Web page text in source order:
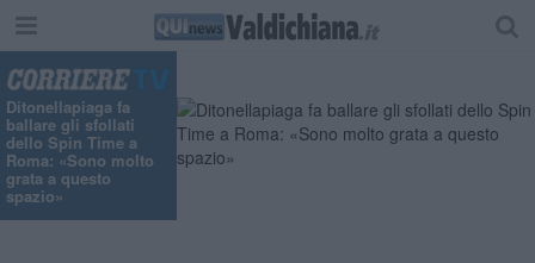
Ditonellapiaga fa
ballare gli sfollati
dello Spin Time a
Roma: «Sono molto
grata a questo
spazio»